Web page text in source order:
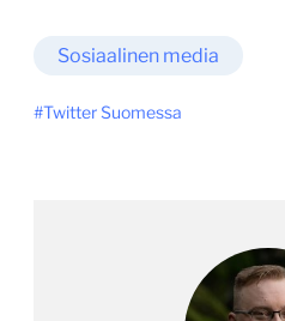
Sosiaalinen media
Twitter Suomessa